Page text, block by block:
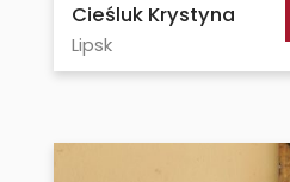
Cieśluk Krystyna
Lipsk